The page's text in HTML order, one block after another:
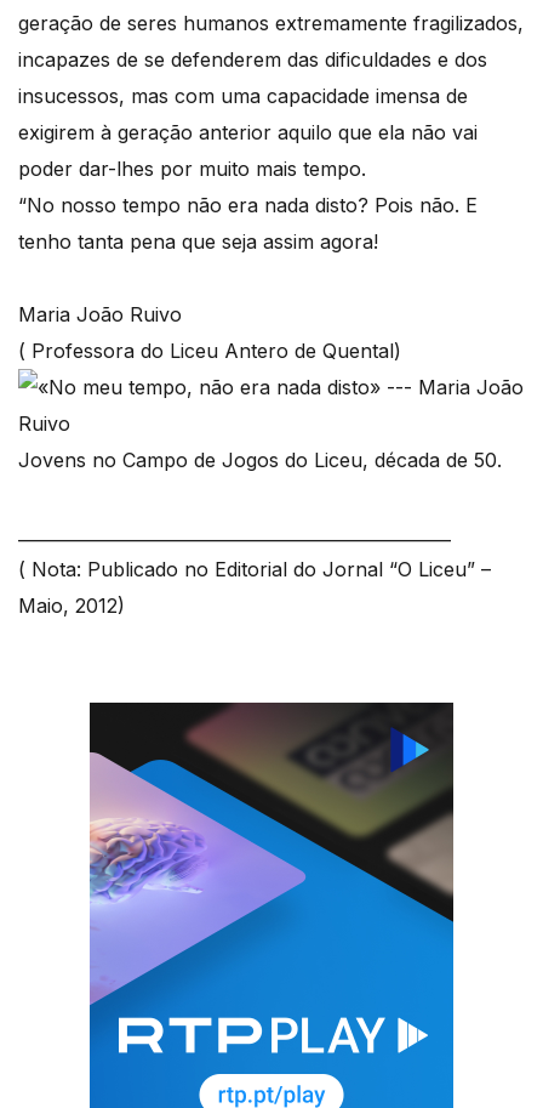
geração de seres humanos extremamente fragilizados,
incapazes de se defenderem das dificuldades e dos
insucessos, mas com uma capacidade imensa de
exigirem à geração anterior aquilo que ela não vai
poder dar-lhes por muito mais tempo.
“No nosso tempo não era nada disto? Pois não. E
tenho tanta pena que seja assim agora!
Maria João Ruivo
( Professora do Liceu Antero de Quental)
Jovens no Campo de Jogos do Liceu, década de 50.
( Nota: Publicado no Editorial do Jornal “O Liceu” –
Maio, 2012)